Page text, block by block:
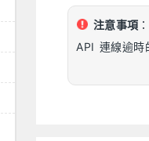
注意事項
API 連線逾時